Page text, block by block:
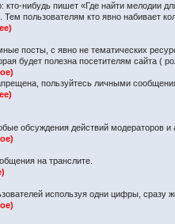
нибудь пишет «Где найти мелодии
Тем пользователям кто явно набивает
посты, с явно не тематических
будет полезна посетителям сайта (
пользуйтесь личными
обсуждения действий модераторов
на транслите.
используя одни цифры,